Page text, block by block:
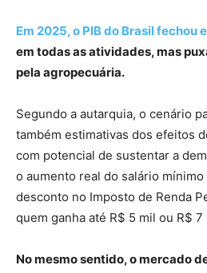
Em 2025, o PIB do Brasil fechou
em todas as atividades, mas
pela agropecuária.
Segundo a autarquia, o cenário
também estimativas dos efeitos
com potencial de sustentar a
o aumento real do salário mínimo
desconto no Imposto de Renda
quem ganha até R$ 5 mil ou R$ 7
No mesmo sentido, o mercado